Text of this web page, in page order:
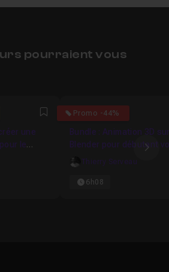
pourraient vous
Favori
une
le
Promo -44%
4.8461538461538
Bundle : Animation 3D
Blender pour débutant
Thierry Serveau
6h08